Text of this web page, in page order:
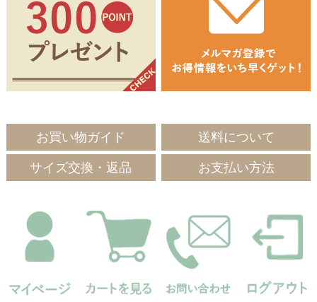
お買い物ガイド 送料について
サイズ交換・返品 お支払い方法